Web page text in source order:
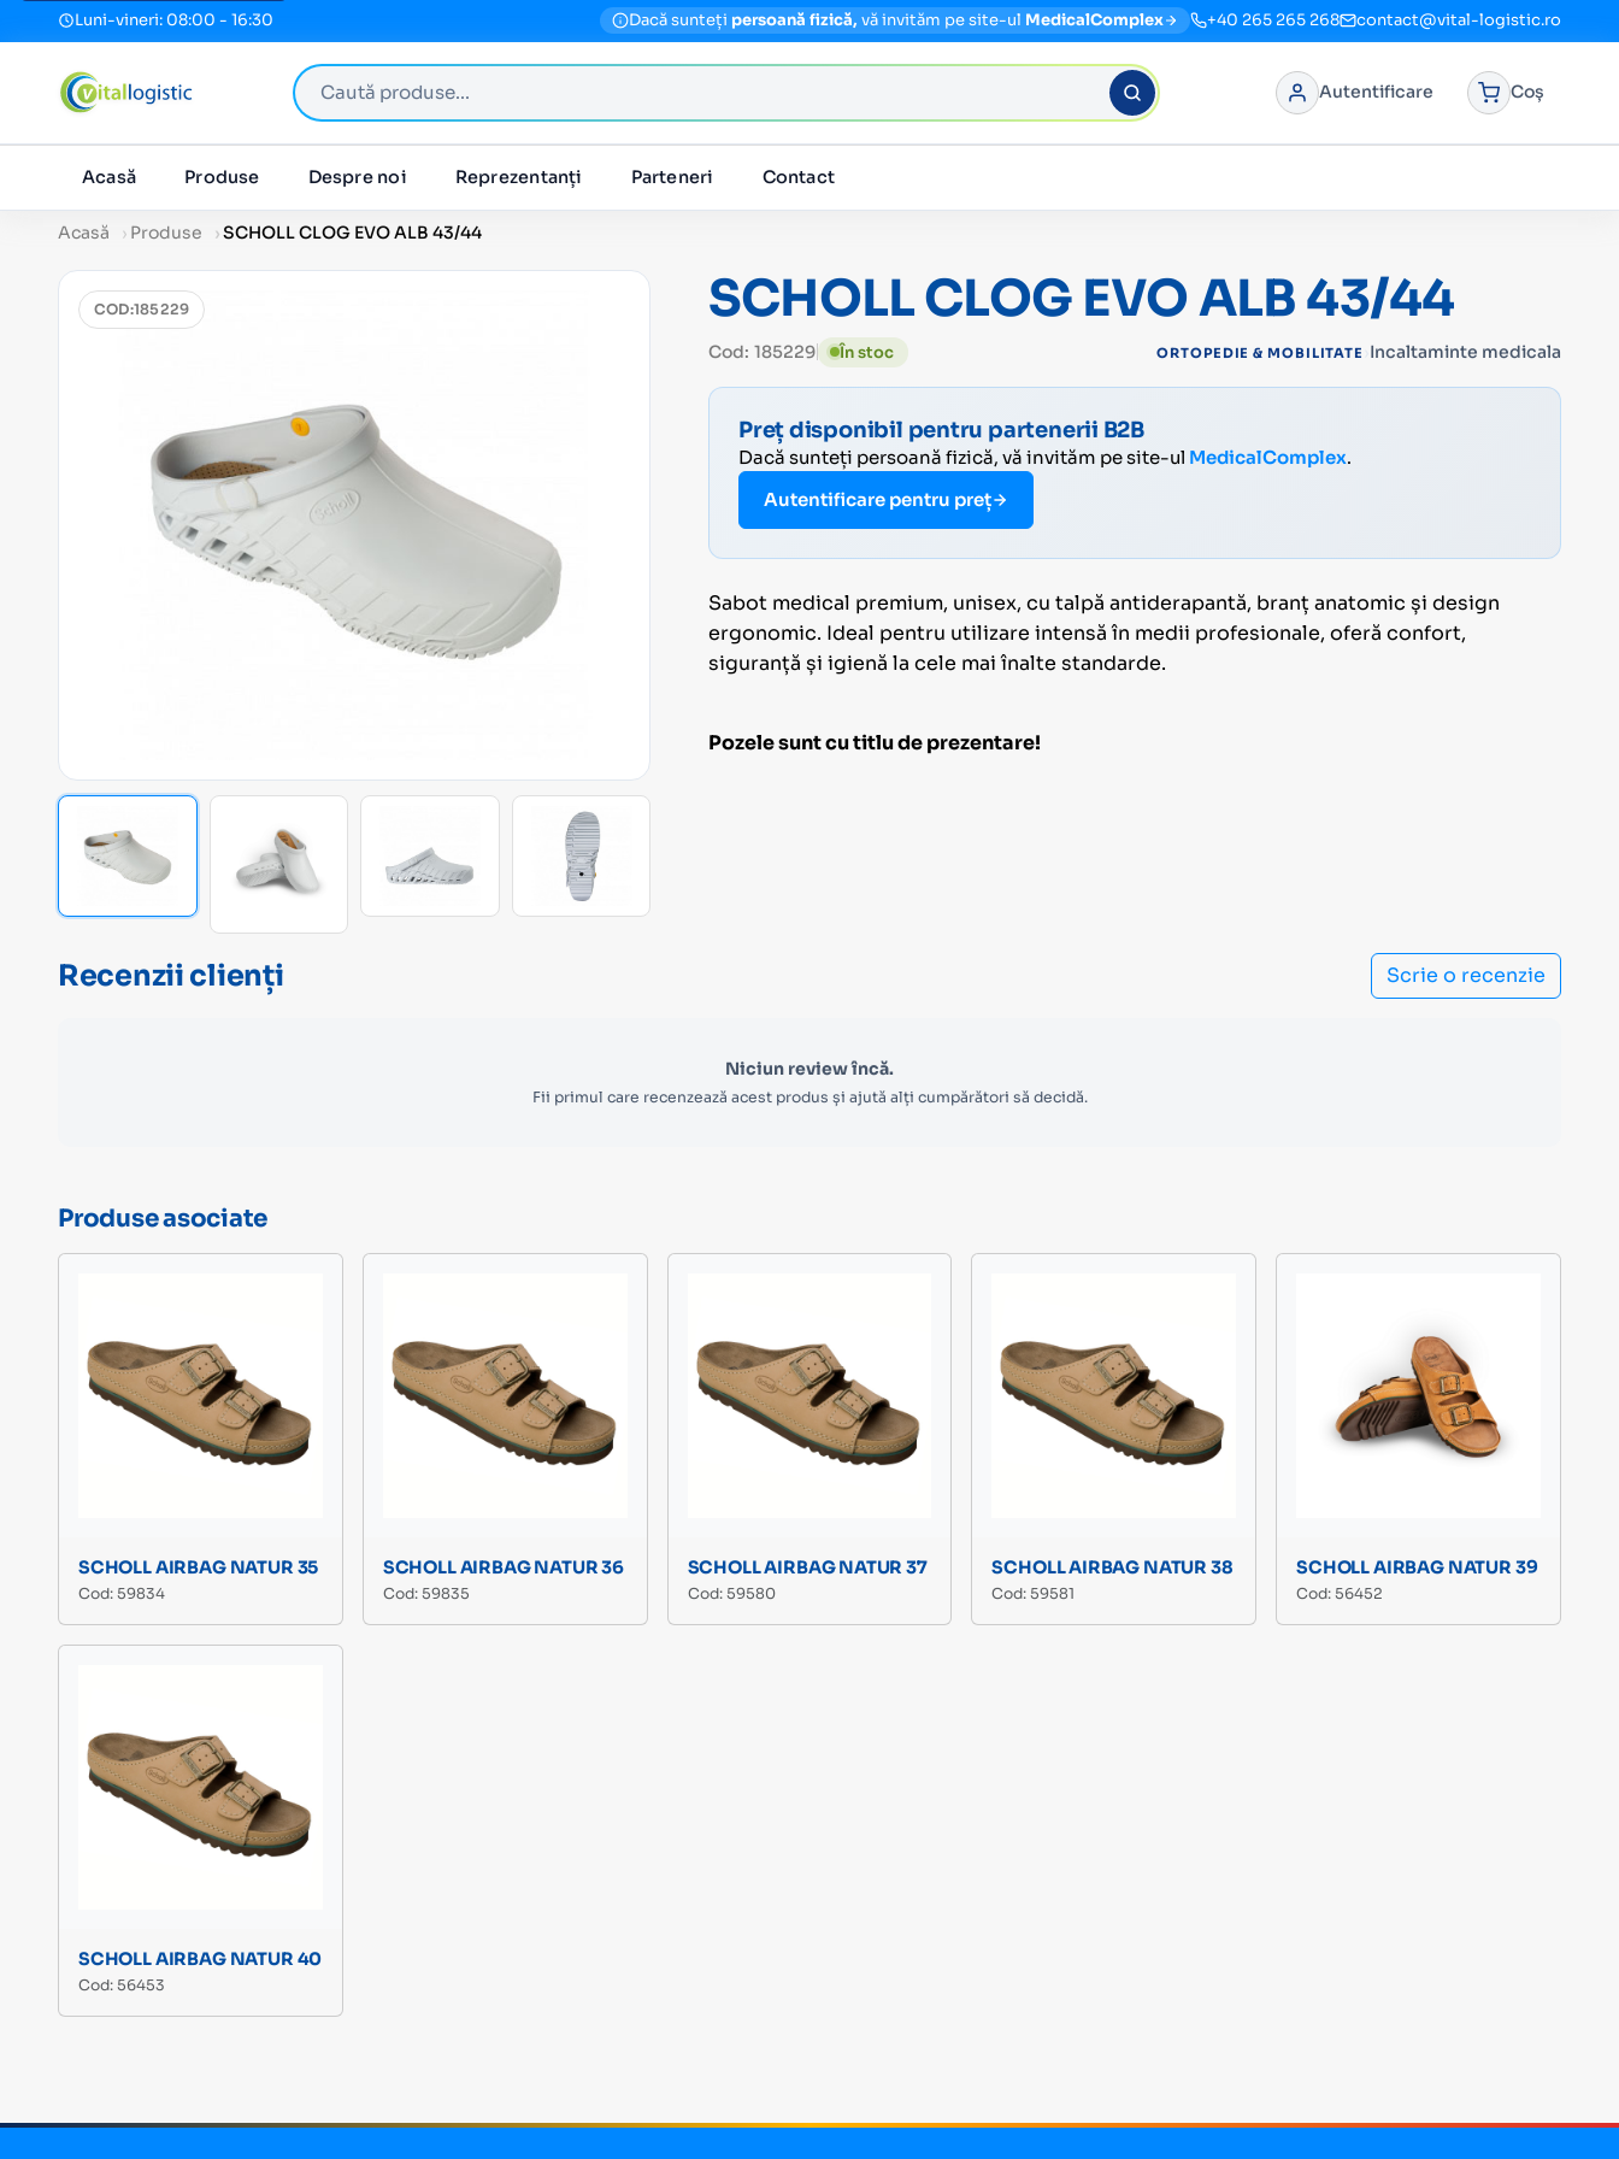
Luni-vineri: 08:00 - 16:30 Dacă sunteți persoană fizică, vă invităm pe site-ul MedicalComplex +40 265 265 268 contact@vital-logistic.ro
Caută produse
Autentificare Coș
Acasă Produse Despre noi Reprezentanți Parteneri Contact
Acasă Produse SCHOLL CLOG EVO ALB 43/44
COD:185229 SCHOLL CLOG EVO ALB 43/44
Cod: 185229 În stoc ORTOPEDIE & MOBILITATE Incaltaminte medicala
Preț disponibil pentru partenerii B2B
Dacă sunteți persoană fizică, vă invităm pe site-ul MedicalComplex.
Autentificare pentru preț
Sabot medical premium, unisex, cu talpă antiderapantă, branț anatomic și design
ergonomic. Ideal pentru utilizare intensă în medii profesionale, oferă confort,
siguranță și igienă la cele mai înalte standarde.
Pozele sunt cu titlu de prezentare!
Recenzii clienți Scrie o recenzie
Niciun review încă.
Fii primul care recenzează acest produs și ajută alți cumpărători să decidă.
Produse asociate
SCHOLL AIRBAG NATUR 35
Cod: 59834
SCHOLL AIRBAG NATUR 36
Cod: 59835
SCHOLL AIRBAG NATUR 37
Cod: 59580
SCHOLL AIRBAG NATUR 38
Cod: 59581
SCHOLL AIRBAG NATUR 39
Cod: 56452
SCHOLL AIRBAG NATUR 40
Cod: 56453